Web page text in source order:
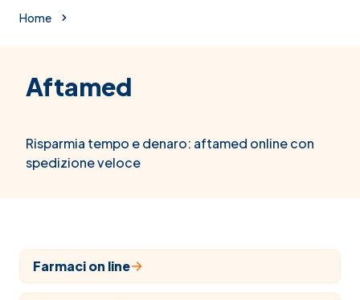
Home
Aftamed
Risparmia tempo e denaro: aftamed online con
spedizione veloce
Farmaci on line